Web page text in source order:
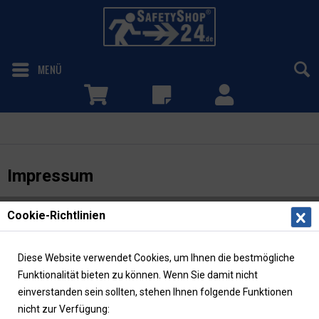
MENÜ
Impressum
SafetyShop24.de
61479 Glashütten-Schloßborn
Telefon: 06195 / 7254-300
Telefax: 06195 / 7254-400
E-Mail: info@safetyshop24.de
Cookie-Richtlinien
Diese Website verwendet Cookies, um Ihnen die bestmögliche
Funktionalität bieten zu können. Wenn Sie damit nicht
einverstanden sein sollten, stehen Ihnen folgende Funktionen
nicht zur Verfügung: